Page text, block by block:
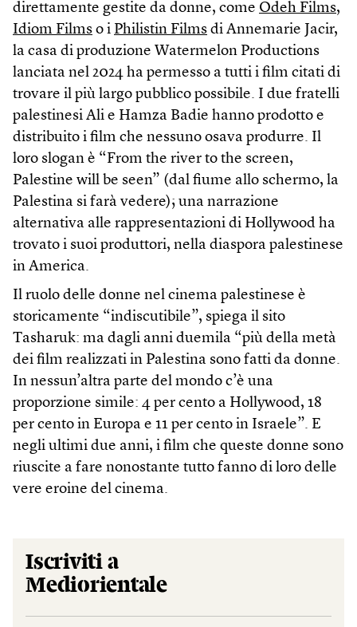
direttamente gestite da donne, come Odeh Films,
Idiom Films o i Philistin Films di Annemarie Jacir,
la casa di produzione Watermelon Productions
lanciata nel 2024 ha permesso a tutti i film citati di
trovare il più largo pubblico possibile. I due fratelli
palestinesi Ali e Hamza Badie hanno prodotto e
distribuito i film che nessuno osava produrre. Il
loro slogan è “From the river to the screen,
Palestine will be seen” (dal fiume allo schermo, la
Palestina si farà vedere); una narrazione
alternativa alle rappresentazioni di Hollywood ha
trovato i suoi produttori, nella diaspora palestinese
in America.
Il ruolo delle donne nel cinema palestinese è
storicamente “indiscutibile”, spiega il sito
Tasharuk: ma dagli anni duemila “più della metà
dei film realizzati in Palestina sono fatti da donne.
In nessun’altra parte del mondo c’è una
proporzione simile: 4 per cento a Hollywood, 18
per cento in Europa e 11 per cento in Israele”. E
negli ultimi due anni, i film che queste donne sono
riuscite a fare nonostante tutto fanno di loro delle
vere eroine del cinema.
Iscriviti a
Mediorientale